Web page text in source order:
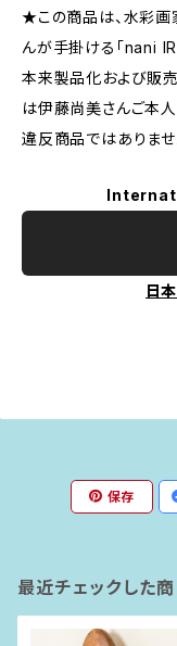
★この商品は、水彩画
んが手掛ける「nani
本来製品化および販売
は伊藤尚美さんご本
違反商品ではありませ
日
保存
最近チェックした